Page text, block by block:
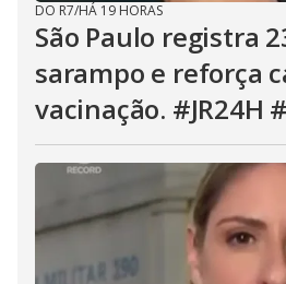
DO R7/HÁ 19 HORAS
São Paulo registra
sarampo e reforça
vacinação. #JR24H